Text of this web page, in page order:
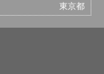
東京都